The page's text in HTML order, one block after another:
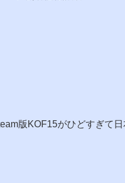
版KOF15がひどすぎて